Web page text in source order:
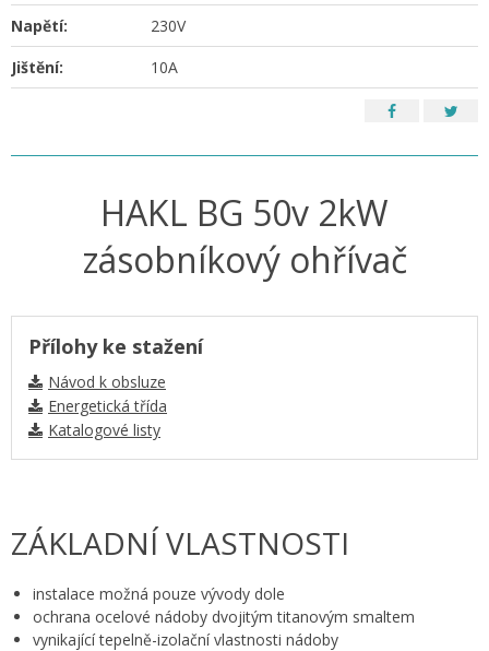
Napětí:
230V
Jištění:
10A
HAKL BG 50v 2kW
zásobníkový ohřívač
Přílohy ke stažení
Návod k obsluze
Energetická třída
Katalogové listy
ZÁKLADNÍ VLASTNOSTI
instalace možná pouze vývody dole
ochrana ocelové nádoby dvojitým titanovým smaltem
vynikající tepelně-izolační vlastnosti nádoby